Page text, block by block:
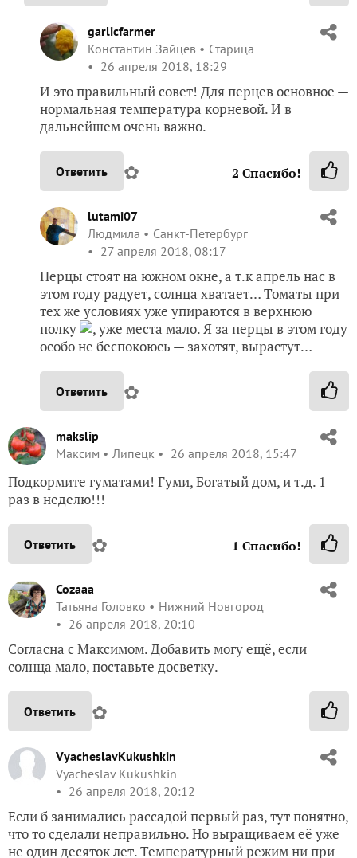
garlicfarmer
Константин Зайцев
Старица
26 апреля 2018, 18:29
И это правильный совет! Для перцев основное —
нормальная температура корневой. И в
дальнейшем очень важно.
Ответить ✿ 2 Спасибо!
lutami07
Людмила
Санкт-Петербург
27 апреля 2018, 08:17
Перцы стоят на южном окне, а т.к апрель нас в
этом году радует, солнца хватает… Томаты при
тех же условиях уже упираются в верхнюю
полку
, уже места мало. Я за перцы в этом году
особо не беспокоюсь — захотят, вырастут…
Ответить ✿
makslip
Максим
Липецк 26 апреля 2018, 15:47
Подкормите гуматами! Гуми, Богатый дом, и т.д. 1
раз в неделю!!!
Ответить ✿ 1 Спасибо!
Cozaaa
Татьяна Головко
Нижний Новгород
26 апреля 2018, 20:10
Согласна с Максимом. Добавить могу ещё, если
солнца мало, поставьте досветку.
Ответить ✿
VyacheslavKukushkin
Vyacheslav Kukushkin
26 апреля 2018, 20:12
Если б занимались рассадой первый раз, тут понятно,
что то сделали неправильно. Но выращиваем её уже
не один десяток лет. Температурный режим ни при